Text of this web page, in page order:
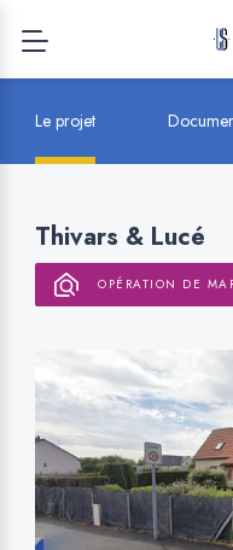
Thivars & Lucé
OPÉRATION DE
Le projet